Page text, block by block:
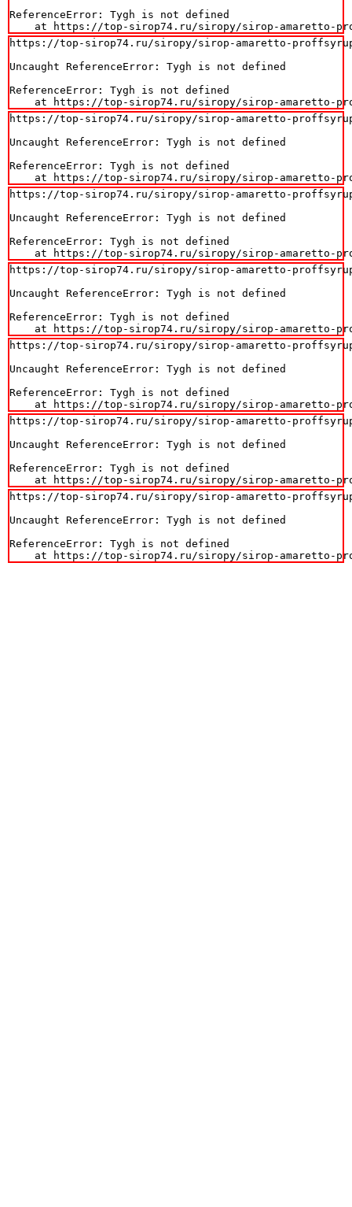
ReferenceError: Tygh is not defined
at https://top-sirop74.ru/siropy/sirop-amaretto-
https://top-sirop74.ru/siropy/sirop-amaretto-
Uncaught ReferenceError: Tygh is not defined
ReferenceError: Tygh is not defined
at https://top-sirop74.ru/siropy/sirop-amaretto-
https://top-sirop74.ru/siropy/sirop-amaretto-
Uncaught ReferenceError: Tygh is not defined
ReferenceError: Tygh is not defined
at https://top-sirop74.ru/siropy/sirop-amaretto-
https://top-sirop74.ru/siropy/sirop-amaretto-
Uncaught ReferenceError: Tygh is not defined
ReferenceError: Tygh is not defined
at https://top-sirop74.ru/siropy/sirop-amaretto-
https://top-sirop74.ru/siropy/sirop-amaretto-
Uncaught ReferenceError: Tygh is not defined
ReferenceError: Tygh is not defined
at https://top-sirop74.ru/siropy/sirop-amaretto-
https://top-sirop74.ru/siropy/sirop-amaretto-
Uncaught ReferenceError: Tygh is not defined
ReferenceError: Tygh is not defined
at https://top-sirop74.ru/siropy/sirop-amaretto-
https://top-sirop74.ru/siropy/sirop-amaretto-
Uncaught ReferenceError: Tygh is not defined
ReferenceError: Tygh is not defined
at https://top-sirop74.ru/siropy/sirop-amaretto-
https://top-sirop74.ru/siropy/sirop-amaretto-
Uncaught ReferenceError: Tygh is not defined
ReferenceError: Tygh is not defined
at https://top-sirop74.ru/siropy/sirop-amaretto-